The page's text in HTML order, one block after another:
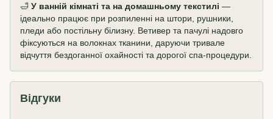
🛁 У ванній кімнаті та на домашньому текстилі —
ідеально працює при розпиленні на штори, рушники,
пледи або постільну білизну. Ветивер та пачулі надовго
фіксуються на волокнах тканини, даруючи тривале
відчуття бездоганної охайності та дорогої спа-процедури.
Відгуки